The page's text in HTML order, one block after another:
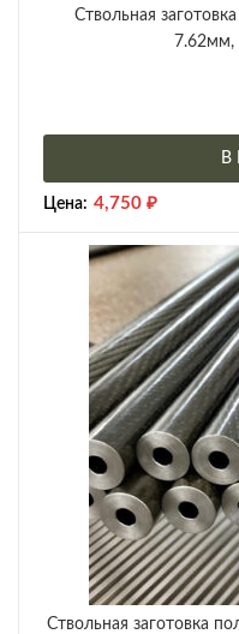
Ствольная
7.62мм,
В
Цена: 4,750 ₽
Ствольная заготовка